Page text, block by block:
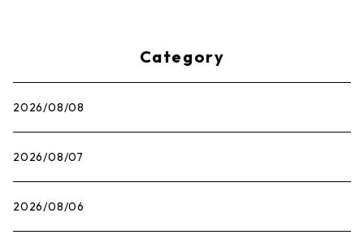
Category
2026/08/08
2026/08/07
2026/08/06